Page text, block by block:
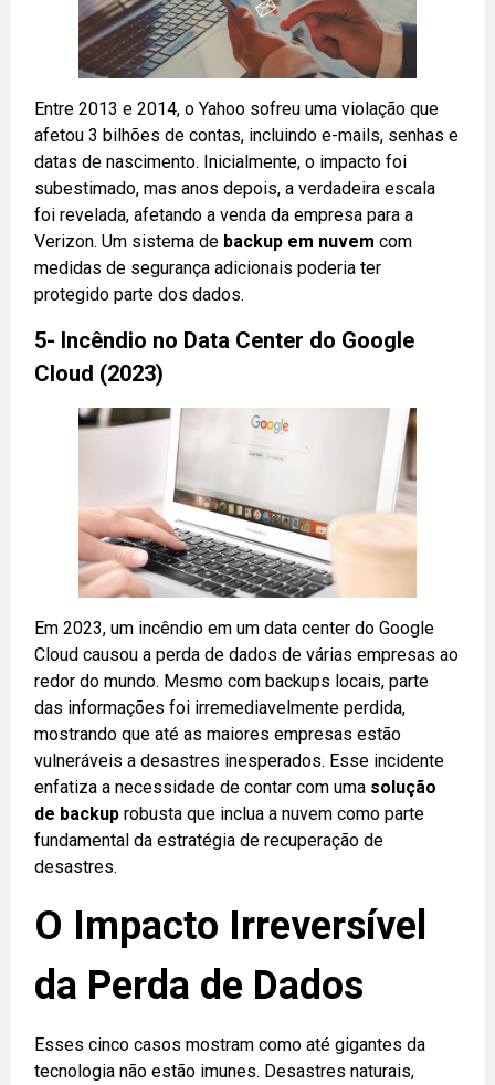
Entre 2013 e 2014, o Yahoo sofreu uma violação que
afetou 3 bilhões de contas, incluindo e-mails, senhas e
datas de nascimento. Inicialmente, o impacto foi
subestimado, mas anos depois, a verdadeira escala
foi revelada, afetando a venda da empresa para a
Verizon. Um sistema de backup em nuvem com
medidas de segurança adicionais poderia ter
protegido parte dos dados.
5- Incêndio no Data Center do Google
Cloud (2023)
Em 2023, um incêndio em um data center do Google
Cloud causou a perda de dados de várias empresas ao
redor do mundo. Mesmo com backups locais, parte
das informações foi irremediavelmente perdida,
mostrando que até as maiores empresas estão
vulneráveis a desastres inesperados. Esse incidente
enfatiza a necessidade de contar com uma solução
de backup robusta que inclua a nuvem como parte
fundamental da estratégia de recuperação de
desastres.
O Impacto Irreversível
da Perda de Dados
Esses cinco casos mostram como até gigantes da
tecnologia não estão imunes. Desastres naturais,